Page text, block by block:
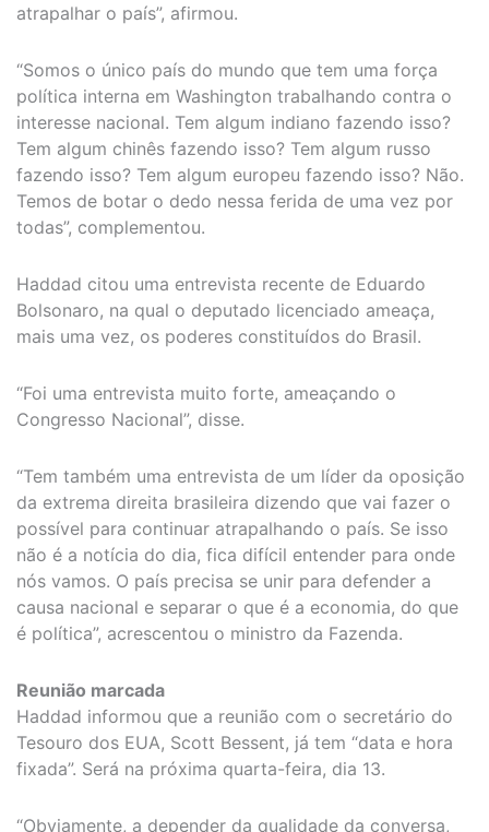
atrapalhar o país”, afirmou.
“Somos o único país do mundo que tem uma força
política interna em Washington trabalhando contra o
interesse nacional. Tem algum indiano fazendo isso?
Tem algum chinês fazendo isso? Tem algum russo
fazendo isso? Tem algum europeu fazendo isso? Não.
Temos de botar o dedo nessa ferida de uma vez por
todas”, complementou.
Haddad citou uma entrevista recente de Eduardo
Bolsonaro, na qual o deputado licenciado ameaça,
mais uma vez, os poderes constituídos do Brasil.
“Foi uma entrevista muito forte, ameaçando o
Congresso Nacional”, disse.
“Tem também uma entrevista de um líder da oposição
da extrema direita brasileira dizendo que vai fazer o
possível para continuar atrapalhando o país. Se isso
não é a notícia do dia, fica difícil entender para onde
nós vamos. O país precisa se unir para defender a
causa nacional e separar o que é a economia, do que
é política”, acrescentou o ministro da Fazenda.
Reunião marcada
Haddad informou que a reunião com o secretário do
Tesouro dos EUA, Scott Bessent, já tem “data e hora
fixada”. Será na próxima quarta-feira, dia 13.
“Obviamente, a depender da qualidade da conversa,